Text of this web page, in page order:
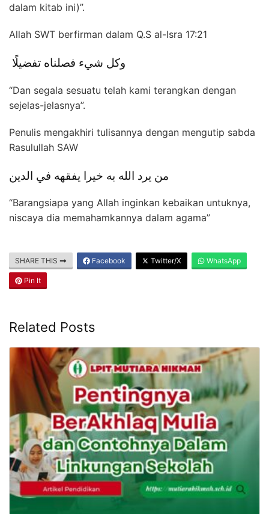
dalam kitab ini)”.
Allah SWT berfirman dalam Q.S al-Isra 17:21
وكل شيء فصلناه تفضيلًا
“Dan segala sesuatu telah kami terangkan dengan
sejelas-jelasnya”.
Penulis mengakhiri tulisannya dengan mengutip sabda
Rasulullah SAW
من يرد الله به خيرا يفقهه في الدين
“Barangsiapa yang Allah inginkan kebaikan untuknya,
niscaya dia memahamkannya dalam agama”
SHARE THIS Facebook Twitter/X WhatsApp
Pin It
Related Posts